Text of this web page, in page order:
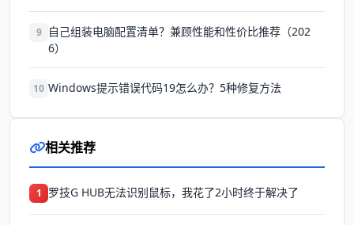
9
自己组装电脑配置清单？兼顾性能和性价比推荐（202
6）
10 Windows提示错误代码19怎么办？5种修复方法
相关推荐
1 罗技G HUB无法识别鼠标，我花了2小时终于解决了